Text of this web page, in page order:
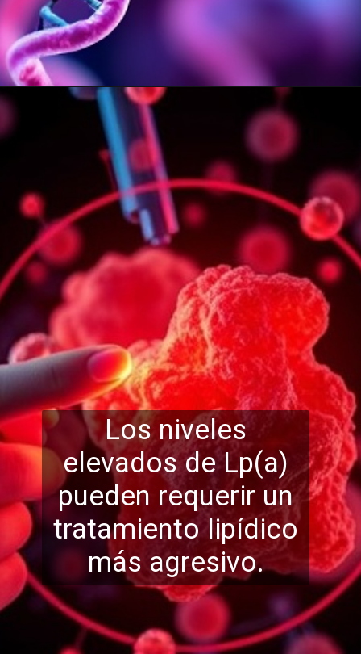
Los niveles
elevados de Lp(a)
pueden requerir un
tratamiento lipídico
más agresivo.